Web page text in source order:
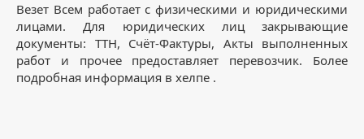
Везет Всем работает с физическими и юридическими
лицами. Для юридических лиц закрывающие
документы: ТТН, Счёт-Фактуры, Акты выполненных
работ и прочее предоставляет перевозчик. Более
подробная информация в хелпе .